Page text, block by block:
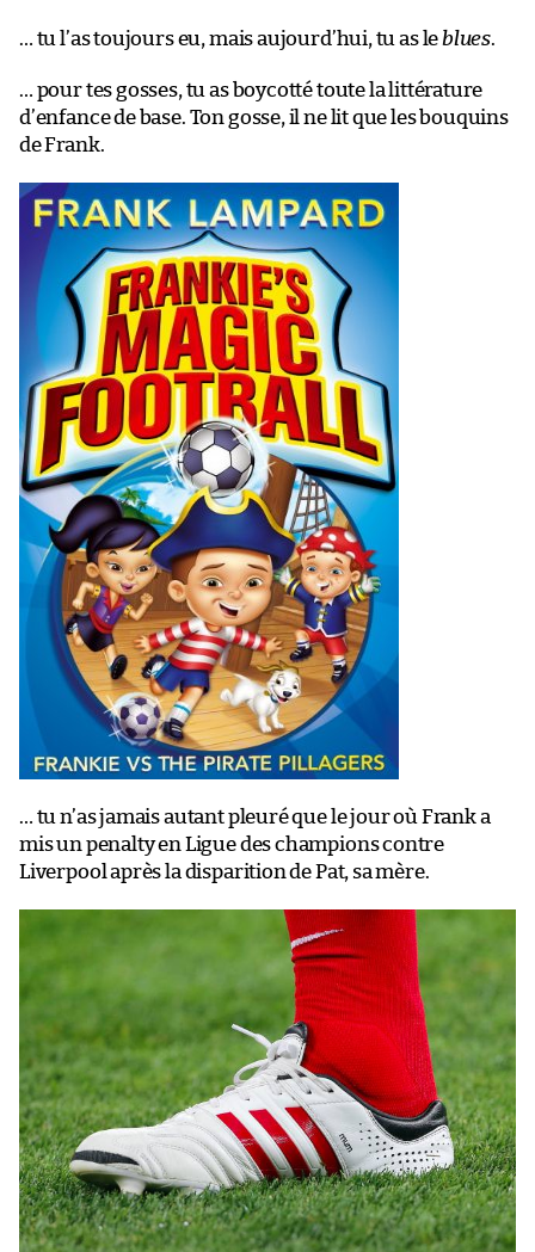
… tu l’as toujours eu, mais aujourd’hui, tu as le blues.
… pour tes gosses, tu as boycotté toute la littérature
d’enfance de base. Ton gosse, il ne lit que les bouquins
de Frank.
… tu n’as jamais autant pleuré que le jour où Frank a
mis un penalty en Ligue des champions contre
Liverpool après la disparition de Pat, sa mère.